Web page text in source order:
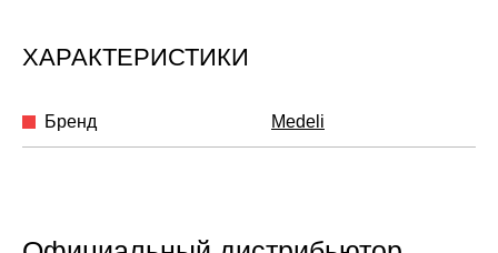
ХАРАКТЕРИСТИКИ
Бренд Medeli